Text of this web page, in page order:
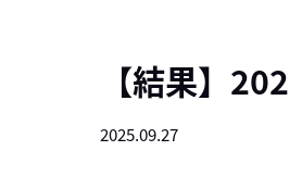
【結果】
2025.09.27